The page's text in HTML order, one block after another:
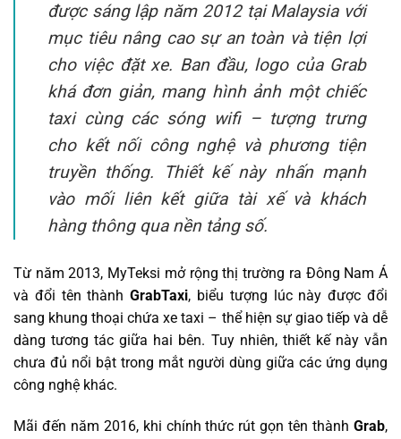
được sáng lập năm 2012 tại Malaysia với
mục tiêu nâng cao sự an toàn và tiện lợi
cho việc đặt xe. Ban đầu, logo của Grab
khá đơn giản, mang hình ảnh một chiếc
taxi cùng các sóng wifi – tượng trưng
cho kết nối công nghệ và phương tiện
truyền thống. Thiết kế này nhấn mạnh
vào mối liên kết giữa tài xế và khách
hàng thông qua nền tảng số.
Từ năm 2013, MyTeksi mở rộng thị trường ra Đông Nam Á
và đổi tên thànhGrabTaxi, biểu tượng lúc này được đổi
sang khung thoại chứa xe taxi – thể hiện sự giao tiếp và dễ
dàng tương tác giữa hai bên. Tuy nhiên, thiết kế này vẫn
chưa đủ nổi bật trong mắt người dùng giữa các ứng dụng
công nghệ khác.
Mãi đến năm 2016, khi chính thức rút gọn tên thành Grab,